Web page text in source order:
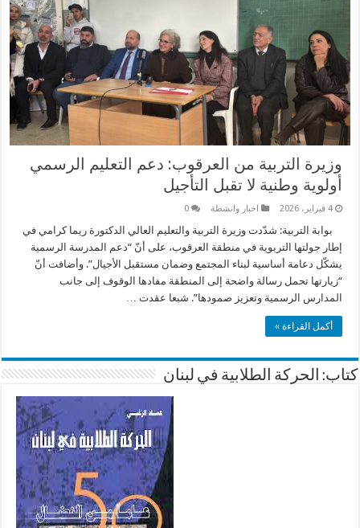
وزيرة التربية من العرقوب: دعم التعليم الرسمي
أولوية وطنية لا تقبل التأجيل
4 فبراير، 2026 اخبار وانشطة 0
بوابة التربية: شدّدت وزيرة التربية والتعليم العالي الدكتورة ريما كرامي في
إطار جولتها التربوية في منطقة العرقوب، على أنّ “دعم المدرسة الرسمية
يشكّل دعامة أساسية لبناء المجتمع وضمان مستقبل الأجيال”. وأضافت أنّ
“زيارتها تحمل رسالة واضحة إلى المنطقة مفادها الوقوف إلى جانب
المدارس الرسمية وتعزيز صمودها”. شبعا عقدت …
أكمل القراءة »
كتاب: الحركة الطلابية في لبنان